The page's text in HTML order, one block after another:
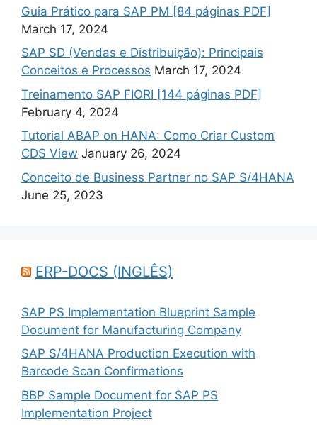
Guia Prático para SAP PM [84 páginas PDF]
March 17, 2024
SAP SD (Vendas e Distribuição): Principais
Conceitos e Processos March 17, 2024
Treinamento SAP FIORI [144 páginas PDF]
February 4, 2024
Tutorial ABAP on HANA: Como Criar Custom
CDS View January 26, 2024
Conceito de Business Partner no SAP S/4HANA
June 25, 2023
ERP-DOCS (INGLÊS)
SAP PS Implementation Blueprint Sample
Document for Manufacturing Company
SAP S/4HANA Production Execution with
Barcode Scan Confirmations
BBP Sample Document for SAP PS
Implementation Project